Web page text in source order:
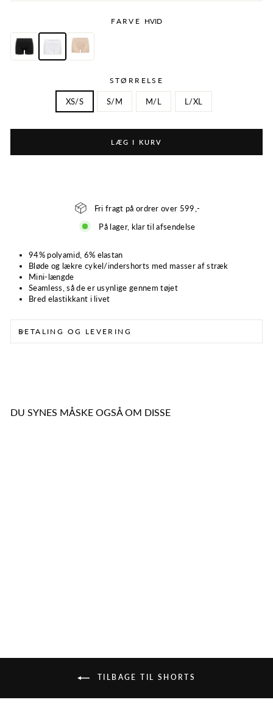
FARVE HVID
STØRRELSE
XS/S S/M M/L L/XL
LÆG I KURV
Fri fragt på ordrer over 599,-
På lager, klar til afsendelse
94% polyamid, 6% elastan
Bløde og lækre cykel/indershorts med masser af stræk
Mini-længde
Seamless, så de er usynlige gennem tøjet
Bred elastikkant i livet
BETALING OG LEVERING
DU SYNES MÅSKE OGSÅ OM DISSE
TILBAGE TIL SHORTS